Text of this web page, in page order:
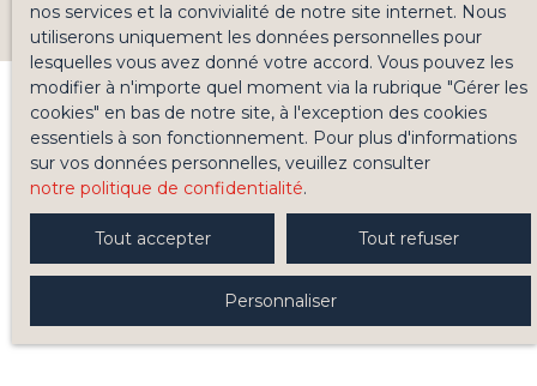
nos services et la convivialité de notre site internet. Nous
utiliserons uniquement les données personnelles pour
lesquelles vous avez donné votre accord. Vous pouvez les
modifier à n'importe quel moment via la rubrique ″Gérer les
cookies″ en bas de notre site, à l'exception des cookies
essentiels à son fonctionnement. Pour plus d'informations
sur vos données personnelles, veuillez consulter
notre politique de confidentialité.
Tout accepter Tout refuser
Personnaliser